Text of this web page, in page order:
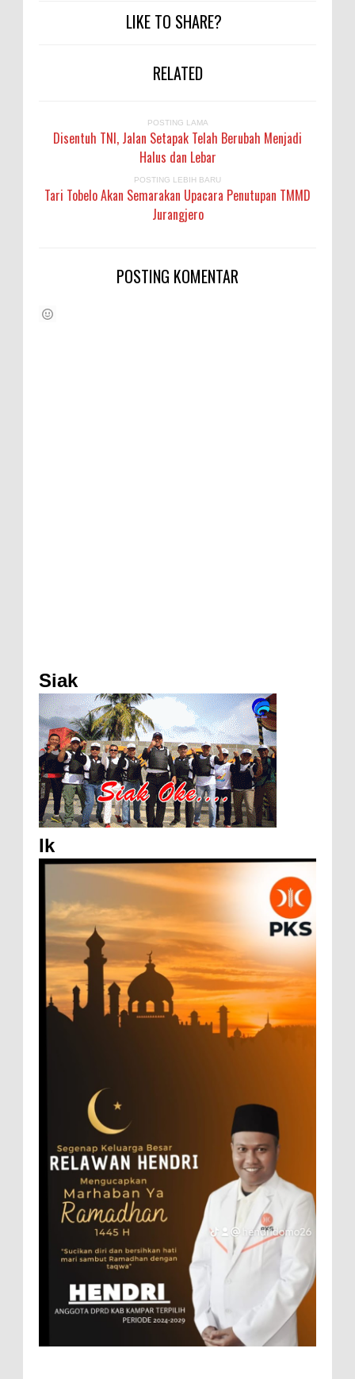
LIKE TO SHARE?
RELATED
POSTING LAMA
Disentuh TNI, Jalan Setapak Telah Berubah Menjadi
Halus dan Lebar
POSTING LEBIH BARU
Tari Tobelo Akan Semarakan Upacara Penutupan TMMD
Jurangjero
POSTING KOMENTAR
Siak
Ik